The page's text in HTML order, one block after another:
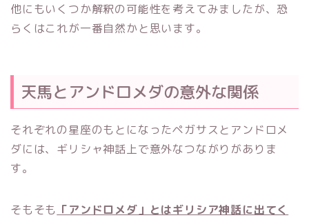
他にもいくつか解釈の可能性を考えてみましたが、恐
らくはこれが一番自然かと思います。
天馬とアンドロメダの意外な関係
それぞれの星座のもとになったペガサスとアンドロメ
ダには、ギリシャ神話上で意外なつながりがありま
す。
そもそも 「アンドロメダ」とはギリシア神話に出てく